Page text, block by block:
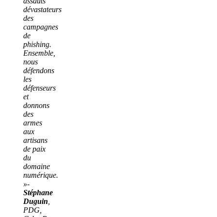
dévastateurs
des
campagnes
de
phishing.
Ensemble,
nous
défendons
les
défenseurs
et
donnons
des
armes
aux
artisans
de paix
du
domaine
numérique.
»-
Stéphane
Duguin
PDG,